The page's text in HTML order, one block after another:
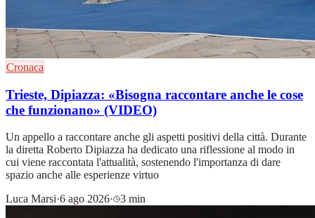
Cronaca
Trieste, Dipiazza: «Bisogna raccontare anche le cose
che funzionano» (VIDEO)
Un appello a raccontare anche gli aspetti positivi della città. Durante
la diretta Roberto Dipiazza ha dedicato una riflessione al modo in
cui viene raccontata l'attualità, sostenendo l'importanza di dare
spazio anche alle esperienze virtuo
Luca Marsi·6 ago 2026· 3 min